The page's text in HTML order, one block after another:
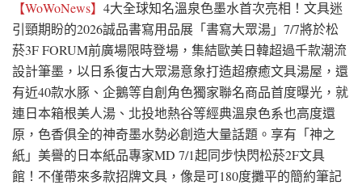
【WoWoNews】 4大全球知名溫泉色墨水首次亮相！文具迷
引頸期盼的2026誠品書寫用品展「書寫大眾湯」7/7將於松
菸3F FORUM前廣場限時登場，集結歐美日韓超過千款潮流
設計筆墨，以日系復古大眾湯意象打造超療癒文具湯屋，還
有近40款水豚、企鵝等自創角色獨家聯名商品首度曝光，就
連日本箱根美人湯、北投地熱谷等經典溫泉色系也高度還
原，色香俱全的神奇墨水勢必創造大量話題。享有「神之
紙」美譽的日本紙品專家MD 7/1起同步快閃松菸2F文具
館！不僅帶來多款招牌文具，像是可180度攤平的簡約筆記